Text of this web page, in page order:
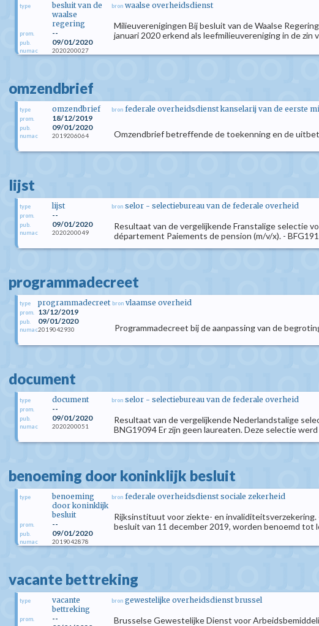
type
besluit van de
waalse
regering
prom. --
pub. 09/01/2020
numac 2020200027
bron waalse overheidsdienst
Milieuverenigingen Bij besluit van de Waalse
januari 2020 erkend als leefmilieuvereniging in de zin
omzendbrief
type omzendbrief
prom. 18/12/2019
pub. 09/01/2020
numac 2019206064
bron federale overheidsdienst kanselarij van de eerste
Omzendbrief betreffende de toekenning en de
lijst
type lijst
prom. --
pub. 09/01/2020
numac 2020200049
bron selor - selectiebureau van de federale overheid
Resultaat van de vergelijkende Franstalige selectie
département Paiements de pension (m/v/x). -
programmadecreet
type programmadecreet
prom. 13/12/2019
pub. 09/01/2020
numac2019042930
bron vlaamse overheid
Programmadecreet bij de aanpassing van de
document
type document
prom. --
pub. 09/01/2020
numac 2020200051
bron selor - selectiebureau van de federale overheid
Resultaat van de vergelijkende Nederlandstalige
BNG19094 Er zijn geen laureaten. Deze selectie
benoeming door koninklijk besluit
type
benoeming
door koninklijk
besluit
prom. --
pub. 09/01/2020
numac 2019042878
bron federale overheidsdienst sociale zekerheid
Rijksinstituut voor ziekte- en
besluit van 11 december 2019, worden benoemd tot
vacante bettreking
type
vacante
bettreking
prom. --
bron gewestelijke overheidsdienst brussel
Brusselse Gewestelijke Dienst voor